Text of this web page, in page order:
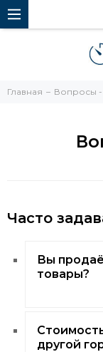
Главная Вопросы -
Часто
Вы
товары?
другой